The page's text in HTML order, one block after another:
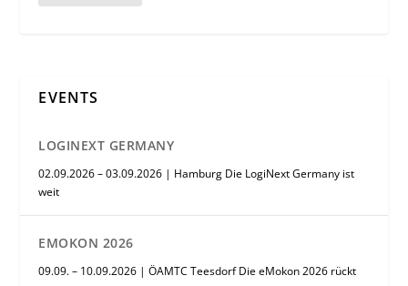
EVENTS
LOGINEXT GERMANY
02.09.2026 – 03.09.2026 | Hamburg Die LogiNext Germany ist
weit
EMOKON 2026
09.09. – 10.09.2026 | ÖAMTC Teesdorf Die eMokon 2026 rückt